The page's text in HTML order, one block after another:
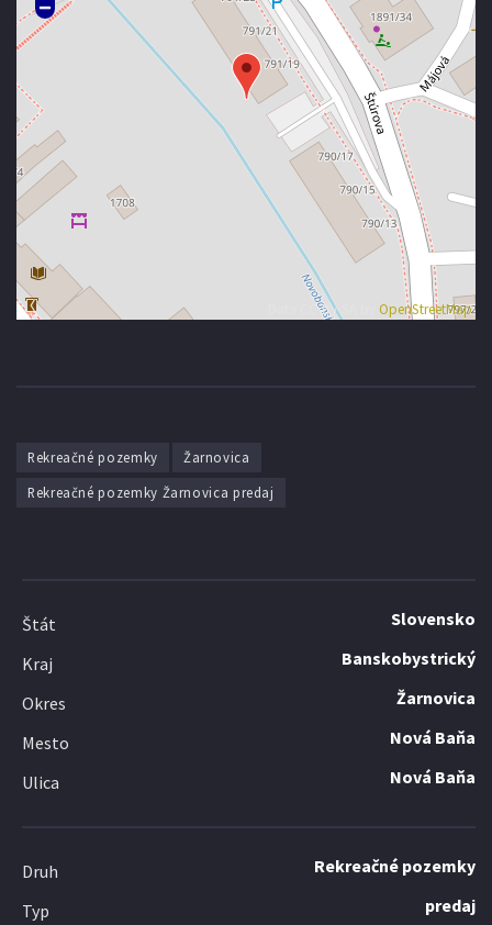
Data CC-By-SA by OpenStreetMap
Rekreačné pozemky
Žarnovica
Rekreačné pozemky Žarnovica predaj
Štát Slovensko
Kraj Banskobystrický
Okres Žarnovica
Mesto Nová Baňa
Ulica Nová Baňa
Druh Rekreačné pozemky
Typ predaj